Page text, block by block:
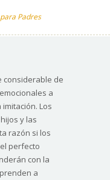
Padres
considerable de
a
Los
y las
razón si los
perfecto
con la
a